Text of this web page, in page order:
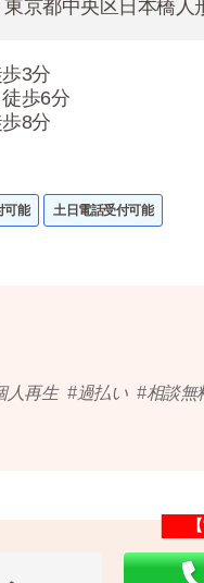
東京都中央区日本橋
3分
歩6分
8分
可能 土日電話受付可能
人再生 過払い 相談無